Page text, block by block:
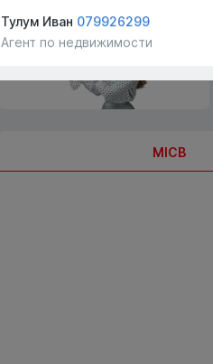
покупателей и арендаторов
MICB
Тулум Иван 079926299
Агент по недвижимости